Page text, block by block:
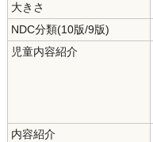
大きさ
NDC分類(10版/9版)
児童内容紹介
内容紹介